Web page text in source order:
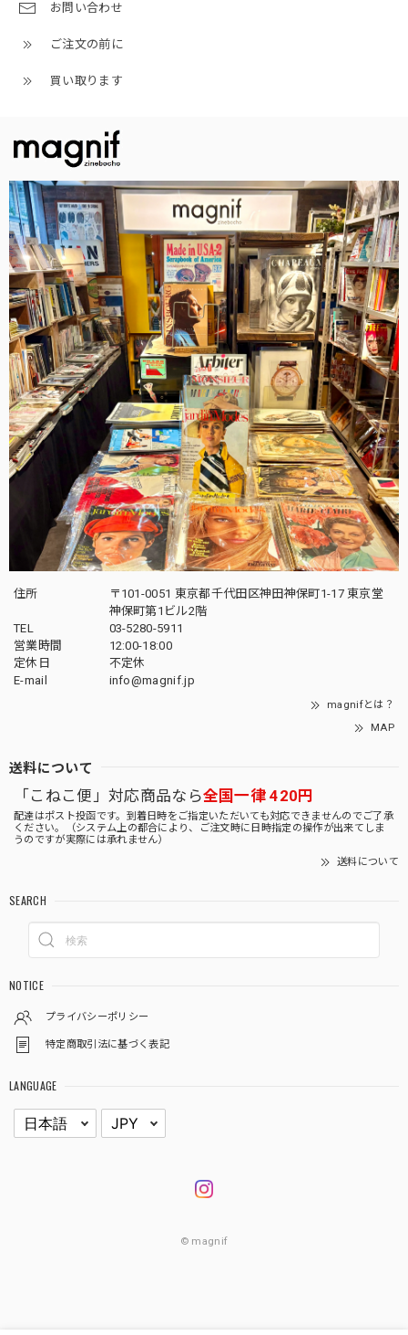
お問い合わせ
ご注文の前に
買い取ります
住所
〒101-0051 東京都千代田区神田神保町1-17 東京堂
神保町第1ビル2階
TEL
03-5280-5911
営業時間
12:00-18:00
定休日
不定休
E-mail
info@magnif.jp
magnifとは？
MAP
送料について
「こねこ便」対応商品なら全国一律 420円
配達はポスト投函です。到着日時をご指定いただいても対応できませんのでご了承
ください。（システム上の都合により、ご注文時に日時指定の操作が出来てしま
うのですが実際には承れません）
送料について
SEARCH
NOTICE
プライバシーポリシー
特定商取引法に基づく表記
LANGUAGE
© magnif